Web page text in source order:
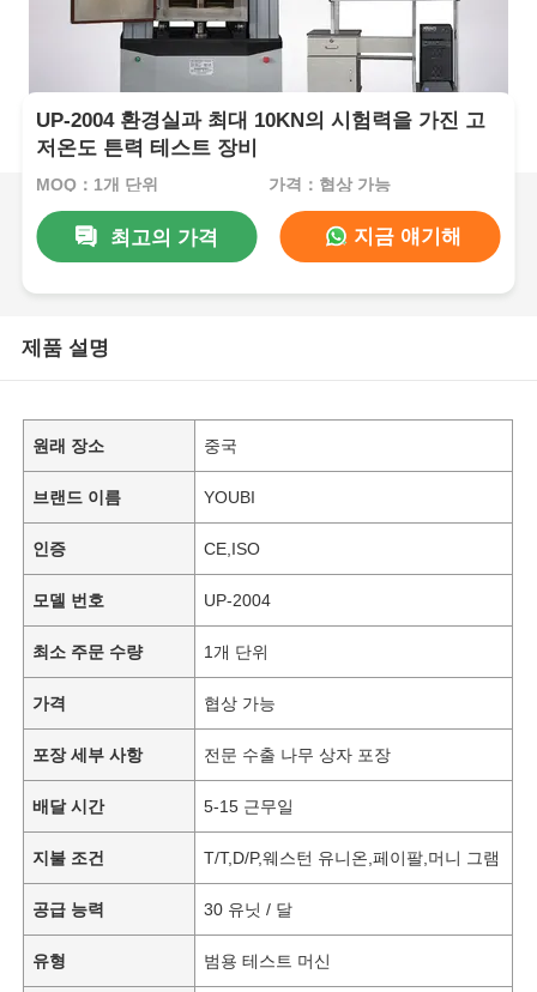
UP-2004 환경실과 최대 10KN의 시험력을 가진 고
저온도 튼력 테스트 장비
MOQ：1개 단위 가격：협상 가능
최고의 가격 지금 얘기해
제품 설명
원래 장소 중국
브랜드 이름 YOUBI
인증 CE,ISO
모델 번호 UP-2004
최소 주문 수량 1개 단위
가격 협상 가능
포장 세부 사항 전문 수출 나무 상자 포장
배달 시간 5-15 근무일
지불 조건 T/T,D/P,웨스턴 유니온,페이팔,머니 그램
공급 능력 30 유닛 / 달
유형 범용 테스트 머신